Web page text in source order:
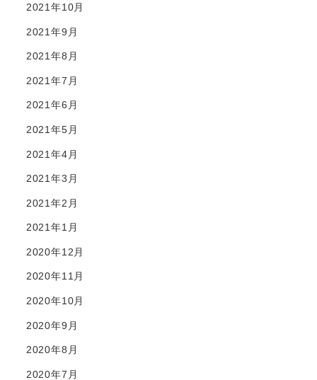
2021年10月
2021年9月
2021年8月
2021年7月
2021年6月
2021年5月
2021年4月
2021年3月
2021年2月
2021年1月
2020年12月
2020年11月
2020年10月
2020年9月
2020年8月
2020年7月